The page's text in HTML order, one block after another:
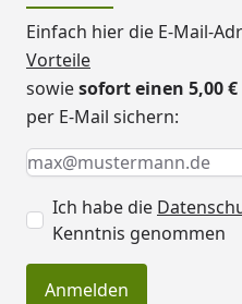
Einfach hier die E-Mail-
Vorteile
sowiesofort einen 5,00
per E-Mail sichern:
Keine Eingabe
Eingabe erforderlich
E-Mail *
Ich habe die
Kenntnis genommen
Anmelden